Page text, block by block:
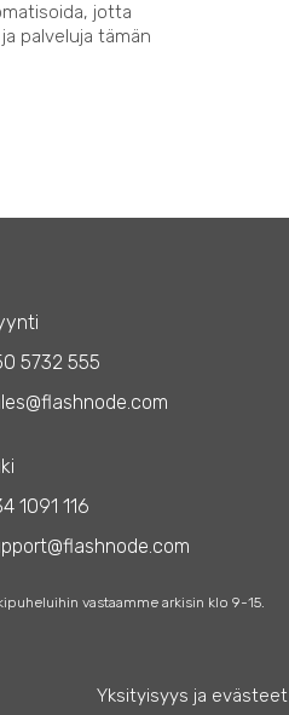
jotta
palveluja tämän
5732 555
1091 116
vastaamme arkisin klo 9-15.
Yksityisyys ja evästeet